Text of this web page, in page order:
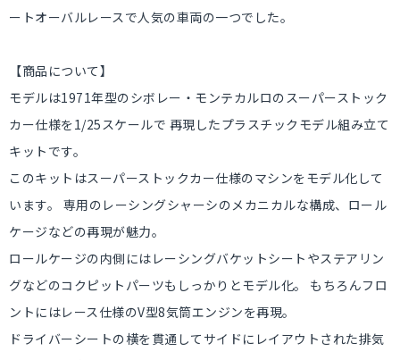
ートオーバルレースで人気の車両の一つでした。
【商品について】
モデルは1971年型のシボレー・モンテカルロのスーパーストック
カー仕様を1/25スケールで 再現したプラスチックモデル組み立て
キットです。
このキットはスーパーストックカー仕様のマシンをモデル化して
います。 専用のレーシングシャーシのメカニカルな構成、ロール
ケージなどの再現が魅力。
ロールケージの内側にはレーシングバケットシートやステアリン
グなどのコクピットパーツもしっかりとモデル化。 もちろんフロ
ントにはレース仕様のV型8気筒エンジンを再現。
ドライバーシートの横を貫通してサイドにレイアウトされた排気